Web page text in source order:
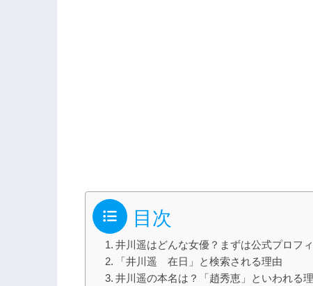
目次
井川遥はどんな女優？まずは公式プロフ
「井川遥 在日」と検索される理由
井川遥の本名は？「趙秀恵」といわれる